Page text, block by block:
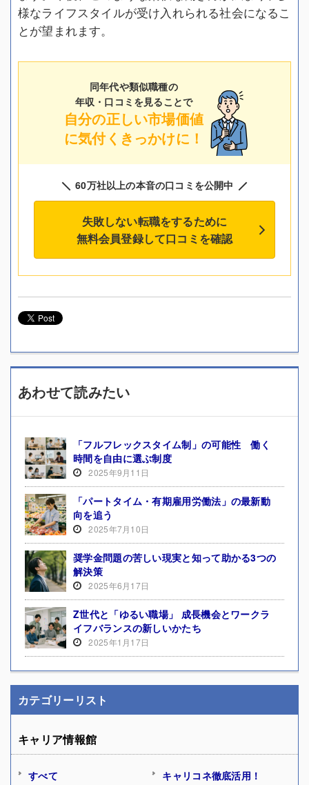
様なライフスタイルが受け入れられる社会になるこ
とが望まれます。
同年代や類似職種の
年収・口コミを見ることで
自分の正しい市場価値
に気付くきっかけに！
60万社以上の本音の口コミを公開中
失敗しない転職をするために
無料会員登録して口コミを確認
あわせて読みたい
「フルフレックスタイム制」の可能性 働く
時間を自由に選ぶ制度
2025年9月11日
「パートタイム・有期雇用労働法」の最新動
向を追う
2025年7月10日
奨学金問題の苦しい現実と知って助かる3つの
解決策
2025年6月17日
Z世代と「ゆるい職場」 成長機会とワークラ
イフバランスの新しいかたち
2025年1月17日
カテゴリーリスト
キャリア情報館
すべて
キャリコネ徹底活用！